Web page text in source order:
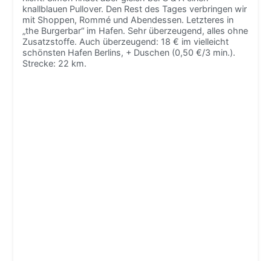
knallblauen Pullover. Den Rest des Tages verbringen wir
mit Shoppen, Rommé und Abendessen. Letzteres in
„the Burgerbar“ im Hafen. Sehr überzeugend, alles ohne
Zusatzstoffe. Auch überzeugend: 18 € im vielleicht
schönsten Hafen Berlins, + Duschen (0,50 €/3 min.).
Strecke: 22 km.